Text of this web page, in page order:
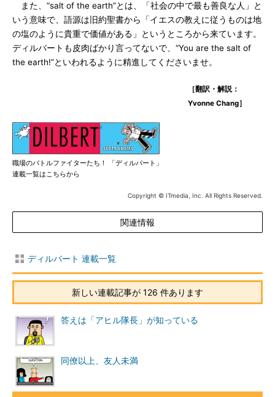
また、“salt of the earth”とは、「社会の中で最も善良な人」と
いう意味で、語源は旧約聖書から「イエスの教えに従うものは地
の塩のように貴重で価値がある」というところから来ています。
ディルバートも皮肉ばかり言ってないで、“You are the salt of
the earth!”といわれるように精進してくださいませ。
［翻訳・解説：
Yvonne Chang］
職場のバトルファイターたち！ 「ディルバート」
連載一覧はこちらから
Copyright © ITmedia, Inc. All Rights Reserved.
関連情報
ディルバート 連載一覧
新しい連載記事が 126 件あります
答えは「アヒル隊長」が知っている
同僚以上、友人未満